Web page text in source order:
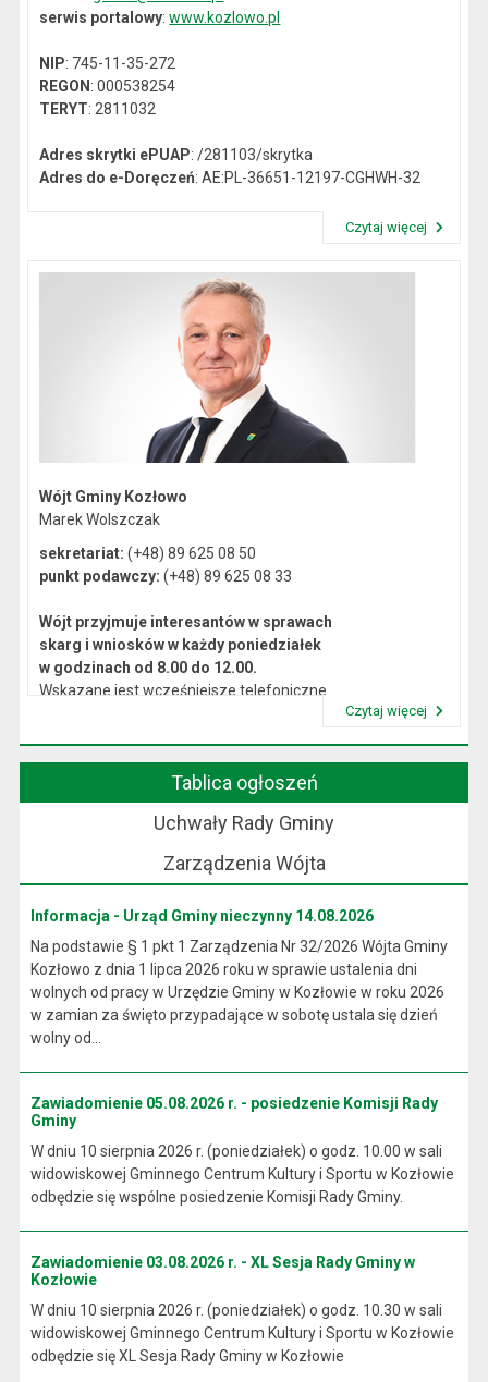
serwis portalowy:www.kozlowo.pl
NIP: 745-11-35-272
REGON: 000538254
TERYT: 2811032
Adres skrytki ePUAP: /281103/skrytka
Adres do e-Doręczeń: AE:PL-36651-12197-CGHWH-32
Czytaj więcej
Wójt Gminy Kozłowo
Marek Wolszczak
sekretariat: (+48) 89 625 08 50
punkt podawczy: (+48) 89 625 08 33
Wójt przyjmuje interesantów w sprawach
skarg i wniosków w każdy poniedziałek
w godzinach od 8.00 do 12.00.
Wskazane jest wcześniejsze telefoniczne
Czytaj więcej
Tablica ogłoszeń
Uchwały Rady Gminy
Zarządzenia Wójta
Informacja - Urząd Gminy nieczynny 14.08.2026
Na podstawie § 1 pkt 1 Zarządzenia Nr 32/2026 Wójta Gminy
Kozłowo z dnia 1 lipca 2026 roku w sprawie ustalenia dni
wolnych od pracy w Urzędzie Gminy w Kozłowie w roku 2026
w zamian za święto przypadające w sobotę ustala się dzień
wolny od...
Zawiadomienie 05.08.2026 r. - posiedzenie Komisji Rady
Gminy
W dniu 10 sierpnia 2026 r. (poniedziałek) o godz. 10.00 w sali
widowiskowej Gminnego Centrum Kultury i Sportu w Kozłowie
odbędzie się wspólne posiedzenie Komisji Rady Gminy.
Zawiadomienie 03.08.2026 r. - XL Sesja Rady Gminy w
Kozłowie
W dniu 10 sierpnia 2026 r. (poniedziałek) o godz. 10.30 w sali
widowiskowej Gminnego Centrum Kultury i Sportu w Kozłowie
odbędzie się XL Sesja Rady Gminy w Kozłowie